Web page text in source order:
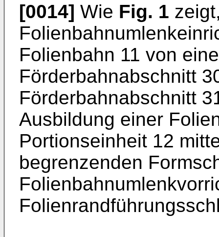
[0014] Wie Fig. 1
Folienbahn 11 von
Förderbahnabschnitt
Förderbahnabschnitt
Ausbildung einer
Portionseinheit 12
begrenzenden